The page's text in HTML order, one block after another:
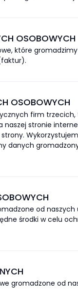
OSOBOWYCH
które
OSOBOWYCH
firm
naszej stronie
danych
od
środki w celu
gromadzone od